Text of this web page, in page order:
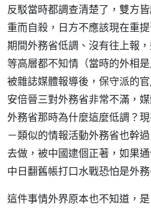
反駁當時都調查清楚了，雙方
重而自殺，日方不應該現在重
期間外務省低調、沒有往上報
等高層都不知情（當時的外相
被雜誌媒體報導後，保守派的官
安倍晉三對外務省非常不滿，
外務省那時為什麼這麼低調？
－類似的情報活動外務省也幹
去做，被中國逮個正著，如果
中日翻舊帳打口水戰恐怕是外
這件事情外界原本也不知道，